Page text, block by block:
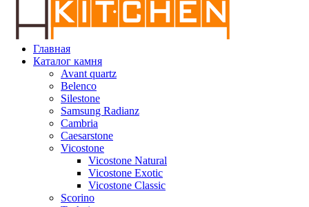
Главная
Каталог камня
Avant quartz
Belenco
Silestone
Samsung Radianz
Сambria
Сaesarstone
Vicostone
Vicostone Natural
Vicostone Exotic
Vicostone Classic
Scorino